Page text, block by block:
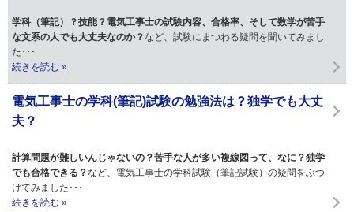
学科（筆記）？技能？電気工事士の試験内容、合格率、そして数学が苦手
な文系の人でも大丈夫なのか？ など、試験にまつわる疑問を聞いてみまし
た･･･
続きを読む »
電気工事士の学科(筆記)試験の勉強法は？独学でも大丈
夫？
計算問題が難しいんじゃないの？苦手な人が多い複線図って、なに？独学
でも合格できる？など、電気工事士の学科試験（筆記試験）の疑問をぶつ
けてみました･･･
続きを読む »